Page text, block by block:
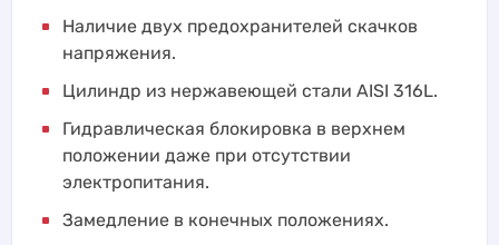
Наличие двух предохранителей скачков
напряжения.
Цилиндр из нержавеющей стали AISI 316L.
Гидравлическая блокировка в верхнем
положении даже при отсутствии
электропитания.
Замедление в конечных положениях.